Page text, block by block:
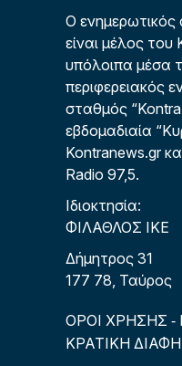
Ο
είναι μέλος
υπόλοιπα μέσα
περιφερειακός
σταθμός
εβδομαδιαία
Kontranews.gr
Radio 97,5.
Ιδιοκτησία:
ΦΙΛΑΘΛΟΣ ΙΚΕ
Δήμητρος 31
177 78, Ταύρος
ΟΡΟΙ ΧΡΗΣΗΣ -
ΚΡΑΤΙΚΗ